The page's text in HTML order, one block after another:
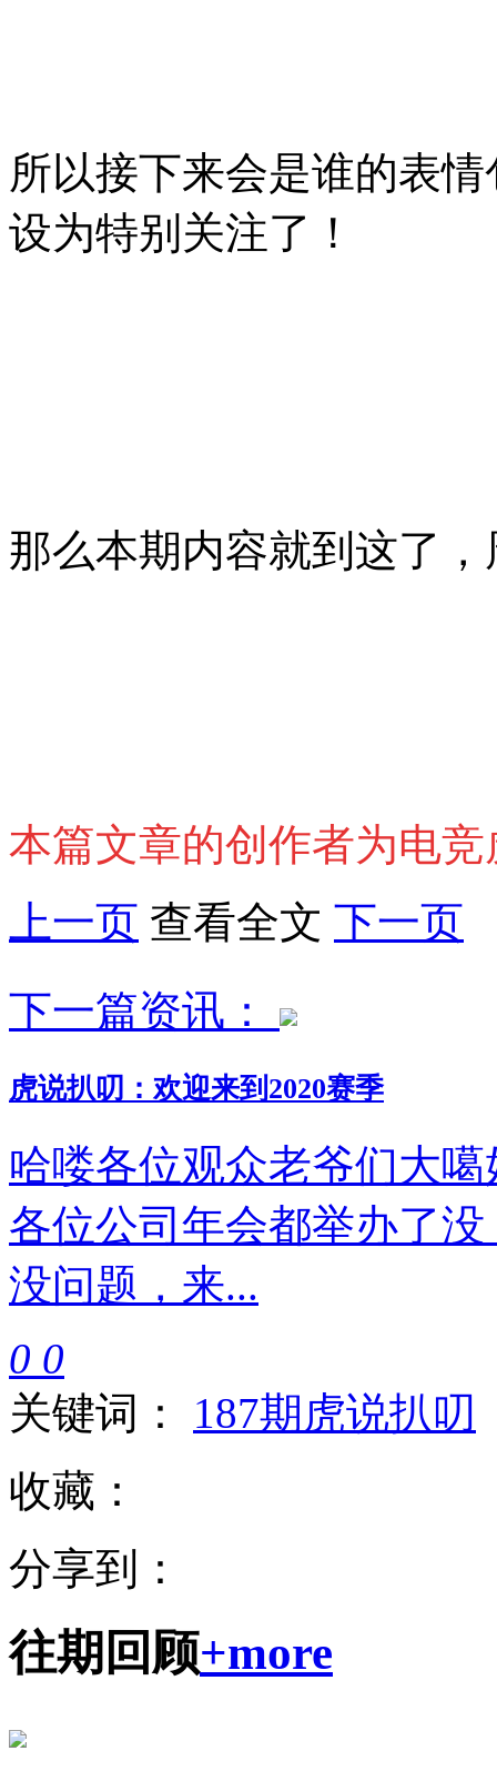
所以接下来会是谁的表
设为特别关注了！
那么本期内容就到这了
本篇文章的创作者为电
上一页 查看全文 下一页
下一篇资讯：
虎说扒叨：欢迎来到2020赛季
哈喽各位观众老爷们大
各位公司年会都举办了
没问题，来...
0 0
关键词：
187期 虎说扒叨
收藏：
分享到：
往期回顾+more